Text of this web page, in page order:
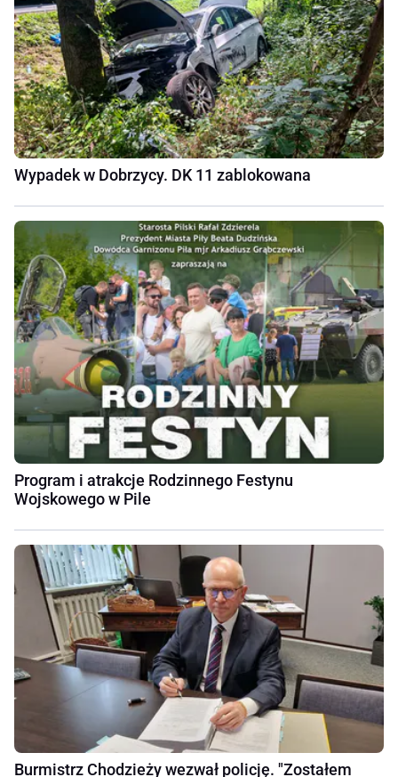
Wypadek w Dobrzycy. DK 11 zablokowana
Program i atrakcje Rodzinnego Festynu
Wojskowego w Pile
Burmistrz Chodzieży wezwał policję. "Zostałem